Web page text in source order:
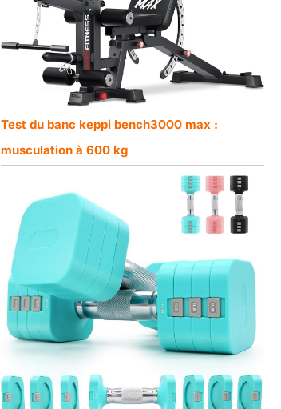
Test du banc keppi bench3000 max :
musculation à 600 kg